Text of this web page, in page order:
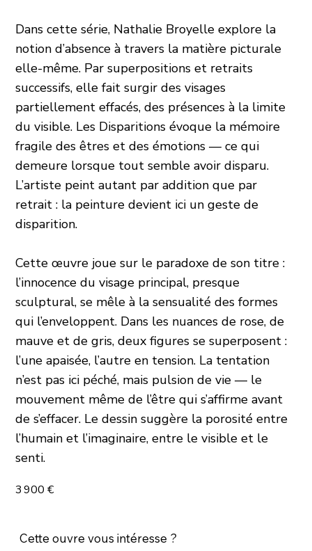
Dans cette série, Nathalie Broyelle explore la
notion d’absence à travers la matière picturale
elle-même. Par superpositions et retraits
successifs, elle fait surgir des visages
partiellement effacés, des présences à la limite
du visible. Les Disparitions évoque la mémoire
fragile des êtres et des émotions — ce qui
demeure lorsque tout semble avoir disparu.
L’artiste peint autant par addition que par
retrait : la peinture devient ici un geste de
disparition.
Cette œuvre joue sur le paradoxe de son titre :
l’innocence du visage principal, presque
sculptural, se mêle à la sensualité des formes
qui l’enveloppent. Dans les nuances de rose, de
mauve et de gris, deux figures se superposent :
l’une apaisée, l’autre en tension. La tentation
n’est pas ici péché, mais pulsion de vie — le
mouvement même de l’être qui s’affirme avant
de s’effacer. Le dessin suggère la porosité entre
l’humain et l’imaginaire, entre le visible et le
senti.
3 900 €
Cette ouvre vous intéresse ?